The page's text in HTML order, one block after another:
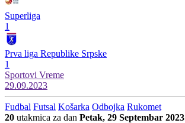
Superliga
1
Prva liga Republike Srpske
1
Sportovi Vreme
29.09.2023
Fudbal Futsal Košarka Odbojka Rukomet
20 utakmica za dan Petak, 29 Septembar 2023